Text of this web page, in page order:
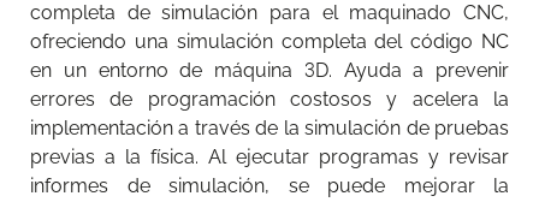
completa de simulación para el maquinado CNC,
ofreciendo una simulación completa del código NC
en un entorno de máquina 3D. Ayuda a prevenir
errores de programación costosos y acelera la
implementación a través de la simulación de pruebas
previas a la física. Al ejecutar programas y revisar
informes de simulación, se puede mejorar la